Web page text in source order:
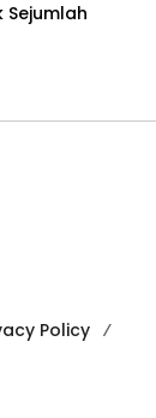
Sejumlah
Policy